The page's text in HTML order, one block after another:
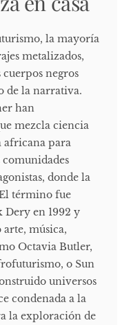
la mayoría
metalizados,
cuerpos negros
de la narrativa.
han
mezcla ciencia
africana para
donde la
término fue
en 1992 y
arte, música,
Octavia Butler,
o Sun
universos
condenada a la
la exploración de